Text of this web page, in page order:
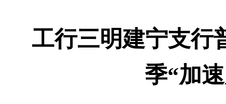
工行三明建宁支行
季“加